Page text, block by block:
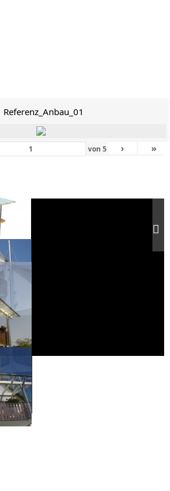
Referenz_Anbau_01
von 5 › »